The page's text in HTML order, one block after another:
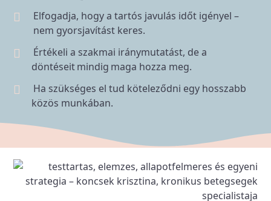
Elfogadja, hogy a tartós javulás időt igényel –
nem gyorsjavítást keres.
Értékeli a szakmai iránymutatást, de a
döntéseit mindig maga hozza meg.
Ha szükséges el tud köteleződni egy hosszabb
közös munkában.